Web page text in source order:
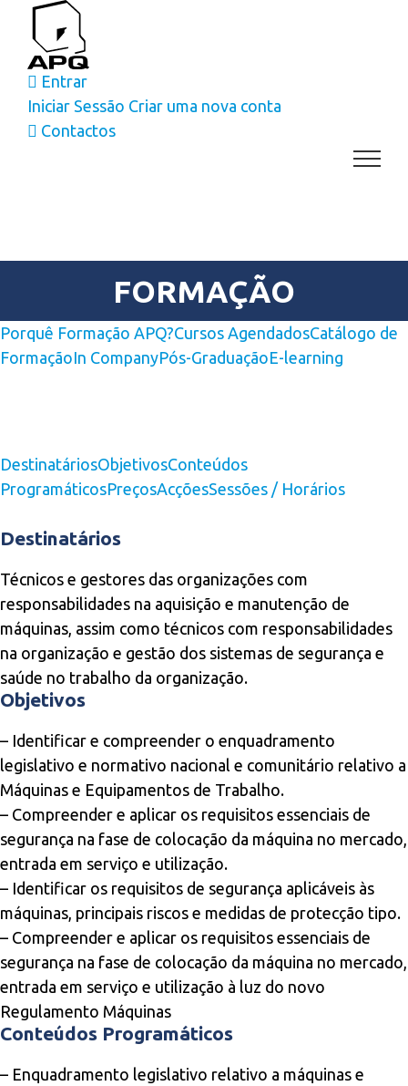
content
Entrar
Iniciar Sessão Criar uma nova conta
Contactos
FORMAÇÃO
Porquê Formação APQ?Cursos AgendadosCatálogo de
FormaçãoIn CompanyPós-GraduaçãoE-learning
DestinatáriosObjetivosConteúdos
ProgramáticosPreçosAcçõesSessões / Horários
Destinatários
Técnicos e gestores das organizações com
responsabilidades na aquisição e manutenção de
máquinas, assim como técnicos com responsabilidades
na organização e gestão dos sistemas de segurança e
saúde no trabalho da organização.
Objetivos
– Identificar e compreender o enquadramento
legislativo e normativo nacional e comunitário relativo a
Máquinas e Equipamentos de Trabalho.
– Compreender e aplicar os requisitos essenciais de
segurança na fase de colocação da máquina no mercado,
entrada em serviço e utilização.
– Identificar os requisitos de segurança aplicáveis às
máquinas, principais riscos e medidas de protecção tipo.
– Compreender e aplicar os requisitos essenciais de
segurança na fase de colocação da máquina no mercado,
entrada em serviço e utilização à luz do novo
Regulamento Máquinas
Conteúdos Programáticos
– Enquadramento legislativo relativo a máquinas e